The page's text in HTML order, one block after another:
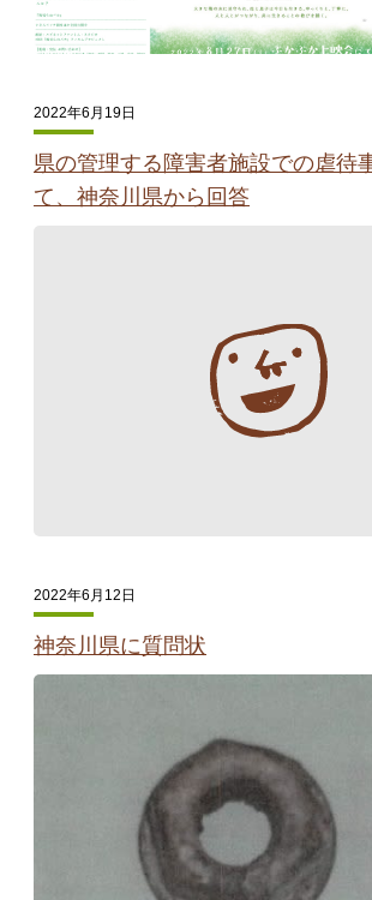
2022年6月19日
県の管理する障害者施設での虐待
て、神奈川県から回答
2022年6月12日
神奈川県に質問状